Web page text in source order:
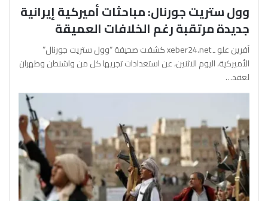
وول ستريت جورنال: مباحثات أميركية إيرانية
جديدة مرتقبة رغم الخلافات العميقة
آفرين علو ـ xeber24.net كشفت صحيفة “وول ستريت جورنال”
الأميركية، اليوم الاثنين، عن استعدادات تجريها كل من واشنطن وطهران
لعقد…